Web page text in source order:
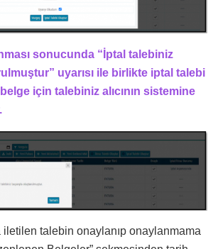
sonucunda “İptal talebiniz
uyarısı ile birlikte iptal talebi
için talebiniz alıcının sistemine
iletilen talebin onaylanıp onaylanmama